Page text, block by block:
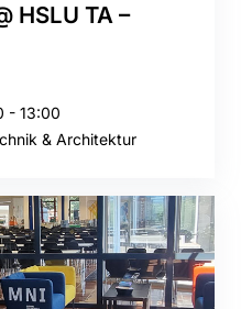
HSLU TA –
- 13:00
& Architektur